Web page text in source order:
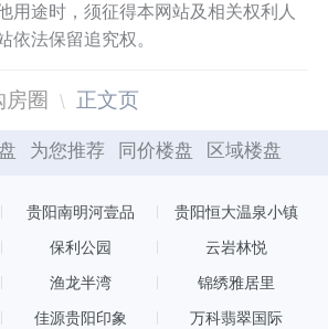
用途时，须征得本网站及相关权利人
依法保留追究权。
房圈 正文页
为您推荐 同价楼盘 区域楼盘
贵阳南明河壹品 贵阳恒大温泉小镇
保利公园 云岩林悦
渔龙半湾 锦绣雅居里
佳源贵阳印象 万科翡翠国际